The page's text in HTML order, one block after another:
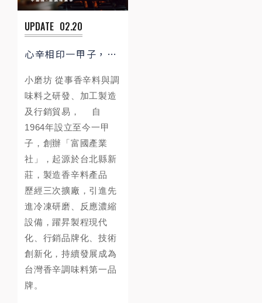
UPDATE 02.20
心辛相印一甲子，迎向餐飲新未來
小磨坊 從事香辛料與調
味料之研發、加工製造
及行銷貿易， 自
1964年設立至今一甲
子，創辦「富國產業
社」，起源於台北縣新
莊，製造香辛料產品
歷經三次擴廠，引進先
進冷凍研磨、反應濃縮
設備，躍昇製程現代
化、行銷品牌化、技術
創新化，持續發展成為
台灣香辛調味料第一品
牌。